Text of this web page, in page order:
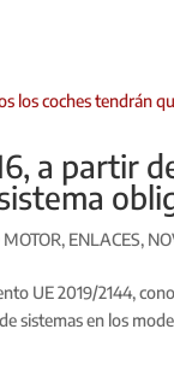
a partir
, ENLACES,
UE 2019/2144,
sistemas en los